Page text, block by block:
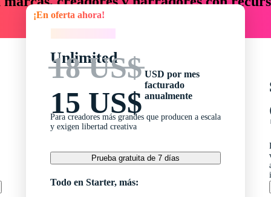
un 76 % en tiempo y presupuesto.
¡En oferta ahora!
Unlimited
18 US$
15 US$
USD por mes
facturado
anualmente
Para creadores más grandes que producen a escala
y exigen libertad creativa
Prueba gratuita de 7 días
Todo en Starter, más: